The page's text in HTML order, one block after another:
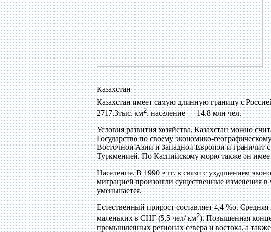
Казахстан
Казахстан имеет самую длинную границу с
2717,3тыс. км2, население — 14,8 млн чел.
Условия развития хозяйства. Казахстан можно
Государство по своему экономико-
Восточной Азии и Западной Европой и граничит
Туркменией. По Каспийскому морю также он
Население.В 1990-е гг. в связи с ухудшением
миграцией произошли существенные изменения в
уменьшается.
Естественный прирост составляет 4,4 %о.
маленьких в СНГ (5,5 чел/ км2). Повышенная
промышленных регионах севера и востока, а